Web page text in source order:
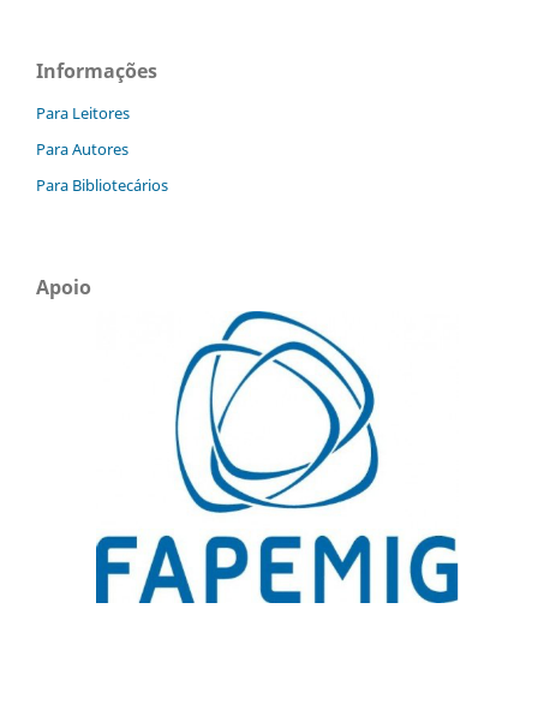
Informações
Para Leitores
Para Autores
Para Bibliotecários
Apoio